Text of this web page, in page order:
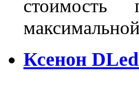
стоимость
Ксенон